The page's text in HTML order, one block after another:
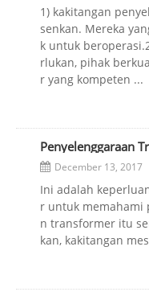
1) kakitangan
senkan. Mereka
k untuk
rlukan, pihak
r yang kompeten ...
Penyelenggaraan
December 13, 2017
Ini adalah
r untuk memahami
n transformer itu
kan, kakitangan